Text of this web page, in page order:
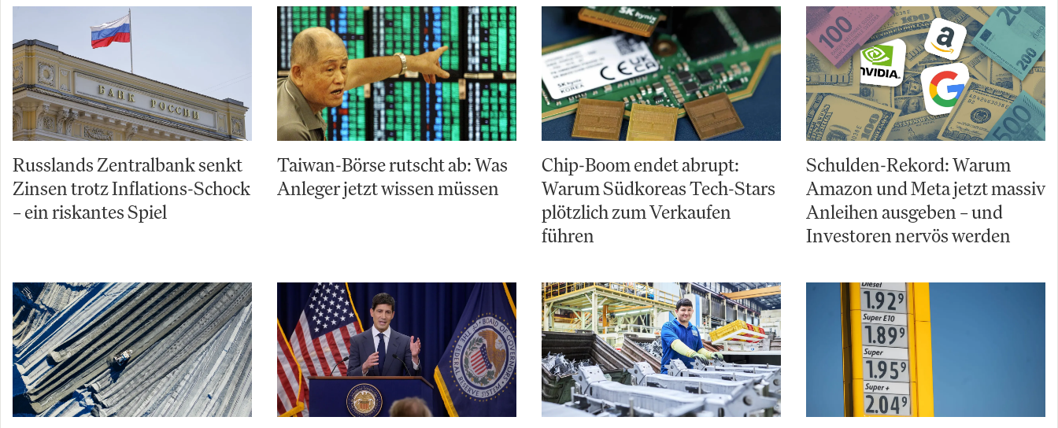
Russlands Zentralbank senkt
Zinsen trotz Inflations-Schock
– ein riskantes Spiel
Taiwan-Börse rutscht ab: Was
Anleger jetzt wissen müssen
Chip-Boom endet abrupt:
Warum Südkoreas Tech-Stars
plötzlich zum Verkaufen
führen
Schulden-Rekord: Warum
Amazon und Meta jetzt massiv
Anleihen ausgeben – und
Investoren nervös werden